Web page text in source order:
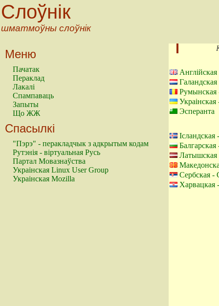
Слоўнік
шматмоўны слоўнік
Меню
Пачатак
Пераклад
Лакалі
Спампаваць
Запыты
Що ЖЖ
Спасылкі
"Пэрэ" - перакладчык з адкрытым кодам
Рутэнія - віртуальная Русь
Партал Мовазнаўства
Украінская Linux User Group
Украінская Mozilla
Румынская
Украінская
Эсперанта
Ісландская
Латышская
Сербская -
Харвацкая